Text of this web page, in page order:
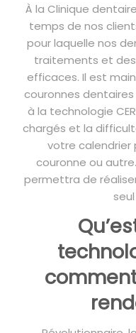
À la Clinique
temps de nos
pour laquelle nos
traitements et
efficaces. Il est
couronnes
à la technologie
chargés et la
votre calendrier
couronne ou
permettra de